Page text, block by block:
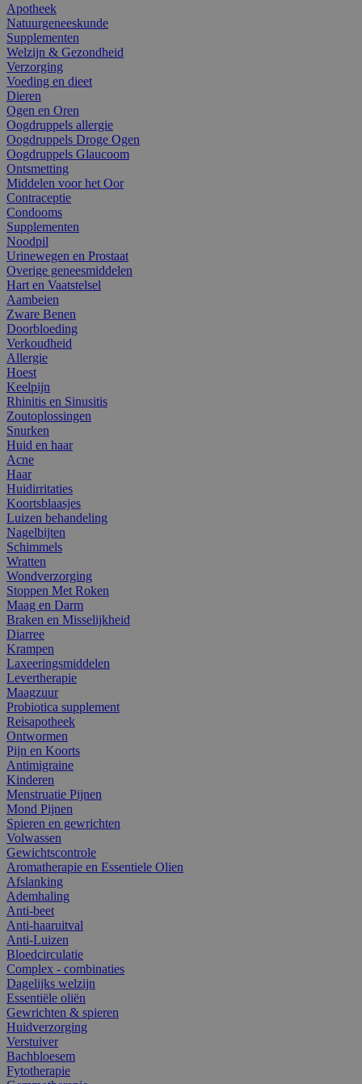
Apotheek
Natuurgeneeskunde
Supplementen
Welzijn & Gezondheid
Verzorging
Voeding en dieet
Dieren
Ogen en Oren
Oogdruppels allergie
Oogdruppels Droge Ogen
Oogdruppels Glaucoom
Ontsmetting
Middelen voor het Oor
Contraceptie
Condooms
Supplementen
Noodpil
Urinewegen en Prostaat
Overige geneesmiddelen
Hart en Vaatstelsel
Aambeien
Zware Benen
Doorbloeding
Verkoudheid
Allergie
Hoest
Keelpijn
Rhinitis en Sinusitis
Zoutoplossingen
Snurken
Huid en haar
Acne
Haar
Huidirritaties
Koortsblaasjes
Luizen behandeling
Nagelbijten
Schimmels
Wratten
Wondverzorging
Stoppen Met Roken
Maag en Darm
Braken en Misselijkheid
Diarree
Krampen
Laxeeringsmiddelen
Levertherapie
Maagzuur
Probiotica supplement
Reisapotheek
Ontwormen
Pijn en Koorts
Antimigraine
Kinderen
Menstruatie Pijnen
Mond Pijnen
Spieren en gewrichten
Volwassen
Gewichtscontrole
Aromatherapie en Essentiele Olien
Afslanking
Ademhaling
Anti-beet
Anti-haaruitval
Anti-Luizen
Bloedcirculatie
Complex - combinaties
Dagelijks welzijn
Essentiële oliën
Gewrichten & spieren
Huidverzorging
Verstuiver
Bachbloesem
Fytotherapie